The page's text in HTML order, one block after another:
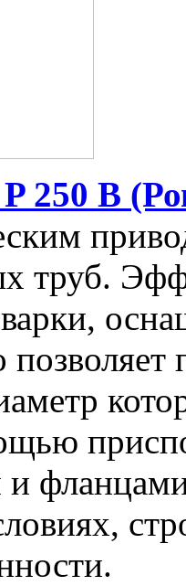
250 B
труб.